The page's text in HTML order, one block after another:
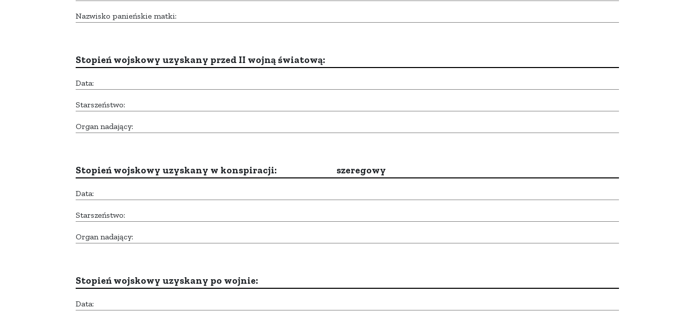
Nazwisko panieńskie matki:
Stopień wojskowy uzyskany przed II wojną światową:
Data:
Starszeństwo:
Organ nadający:
Stopień wojskowy uzyskany w konspiracji: szeregowy
Data:
Starszeństwo:
Organ nadający:
Stopień wojskowy uzyskany po wojnie:
Data: